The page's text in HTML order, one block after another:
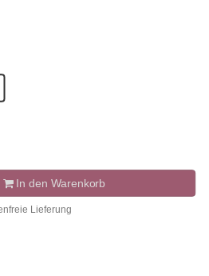
In den Warenkorb
Lieferung